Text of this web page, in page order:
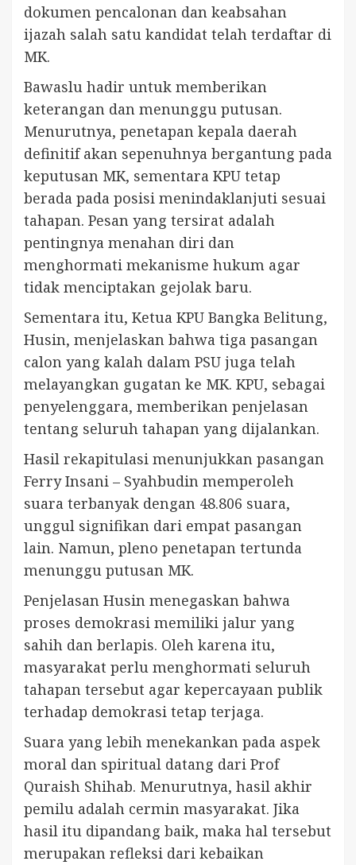
dokumen pencalonan dan keabsahan
ijazah salah satu kandidat telah terdaftar di
MK.
Bawaslu hadir untuk memberikan
keterangan dan menunggu putusan.
Menurutnya, penetapan kepala daerah
definitif akan sepenuhnya bergantung pada
keputusan MK, sementara KPU tetap
berada pada posisi menindaklanjuti sesuai
tahapan. Pesan yang tersirat adalah
pentingnya menahan diri dan
menghormati mekanisme hukum agar
tidak menciptakan gejolak baru.
Sementara itu, Ketua KPU Bangka Belitung,
Husin, menjelaskan bahwa tiga pasangan
calon yang kalah dalam PSU juga telah
melayangkan gugatan ke MK. KPU, sebagai
penyelenggara, memberikan penjelasan
tentang seluruh tahapan yang dijalankan.
Hasil rekapitulasi menunjukkan pasangan
Ferry Insani – Syahbudin memperoleh
suara terbanyak dengan 48.806 suara,
unggul signifikan dari empat pasangan
lain. Namun, pleno penetapan tertunda
menunggu putusan MK.
Penjelasan Husin menegaskan bahwa
proses demokrasi memiliki jalur yang
sahih dan berlapis. Oleh karena itu,
masyarakat perlu menghormati seluruh
tahapan tersebut agar kepercayaan publik
terhadap demokrasi tetap terjaga.
Suara yang lebih menekankan pada aspek
moral dan spiritual datang dari Prof
Quraish Shihab. Menurutnya, hasil akhir
pemilu adalah cermin masyarakat. Jika
hasil itu dipandang baik, maka hal tersebut
merupakan refleksi dari kebaikan